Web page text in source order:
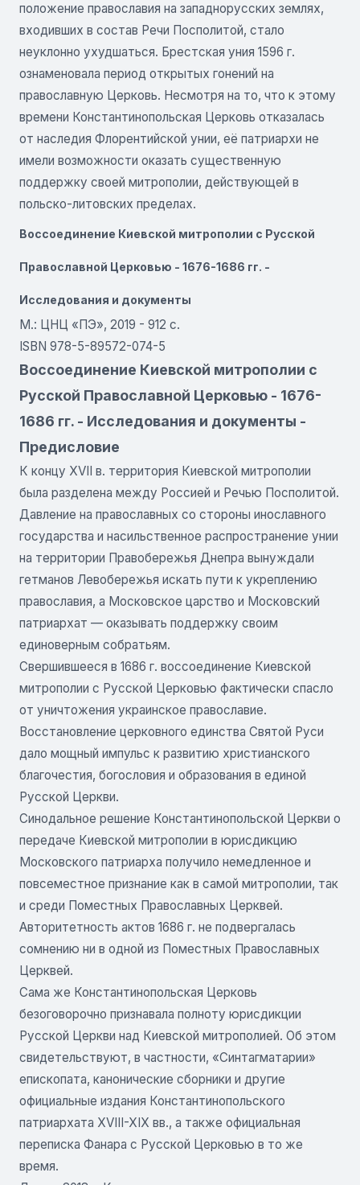
положение православия на западнорусских землях,
входивших в состав Речи Посполитой, стало
неуклонно ухудшаться. Брестская уния 1596 г.
ознаменовала период открытых гонений на
православную Церковь. Несмотря на то, что к этому
времени Константинопольская Церковь отказалась
от наследия Флорентийской унии, её патриархи не
имели возможности оказать существенную
поддержку своей митрополии, действующей в
польско-литовских пределах.
Воссоединение Киевской митрополии с Русской
Православной Церковью - 1676-1686 гг. -
Исследования и документы
М.: ЦНЦ «ПЭ», 2019 - 912 с.
ISBN 978-5-89572-074-5
Воссоединение Киевской митрополии с
Русской Православной Церковью - 1676-
1686 гг. - Исследования и документы -
Предисловие
К концу XVII в. территория Киевской митрополии
была разделена между Россией и Речью Посполитой.
Давление на православных со стороны инославного
государства и насильственное распространение унии
на территории Правобережья Днепра вынуждали
гетманов Левобережья искать пути к укреплению
православия, а Московское царство и Московский
патриархат — оказывать поддержку своим
единоверным собратьям.
Свершившееся в 1686 г. воссоединение Киевской
митрополии с Русской Церковью фактически спасло
от уничтожения украинское православие.
Восстановление церковного единства Святой Руси
дало мощный импульс к развитию христианского
благочестия, богословия и образования в единой
Русской Церкви.
Синодальное решение Константинопольской Церкви о
передаче Киевской митрополии в юрисдикцию
Московского патриарха получило немедленное и
повсеместное признание как в самой митрополии, так
и среди Поместных Православных Церквей.
Авторитетность актов 1686 г. не подвергалась
сомнению ни в одной из Поместных Православных
Церквей.
Сама же Константинопольская Церковь
безоговорочно признавала полноту юрисдикции
Русской Церкви над Киевской митрополией. Об этом
свидетельствуют, в частности, «Синтагматарии»
епископата, канонические сборники и другие
официальные издания Константинопольского
патриархата XVIII-XIX вв., а также официальная
переписка Фанара с Русской Церковью в то же
время.